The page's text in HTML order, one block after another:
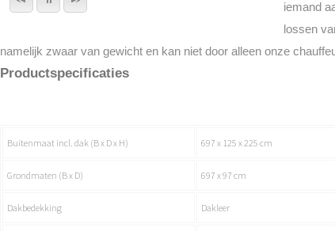
iemand
lossen
namelijk zwaar van gewicht en kan niet door alleen onze
Productspecificaties
Buitenmaat incl. dak (B x D x H) 697 x 125 x 225 cm
Grondmaten (B x D) 697 x 97 cm
Dakbedekking Dakleer